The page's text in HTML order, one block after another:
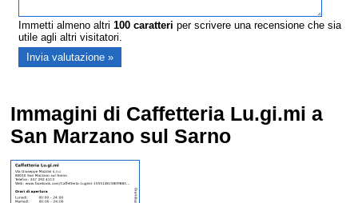
Immetti almeno altri100 caratteri per scrivere una recensione che sia
utile agli altri visitatori.
Immagini di Caffetteria Lu.gi.mi a
San Marzano sul Sarno